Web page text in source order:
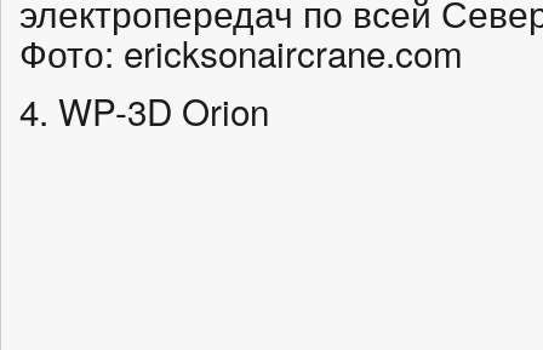
электропередач по всей
Фото: ericksonaircrane.com
4. WP-3D Orion